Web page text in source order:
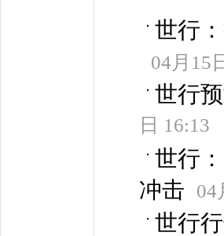
世行
04月15
世行
日 16:13
世行
冲击
04
世行